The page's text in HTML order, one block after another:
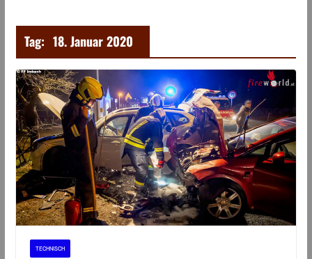
Tag: 18. Januar 2020
TECHNISCH